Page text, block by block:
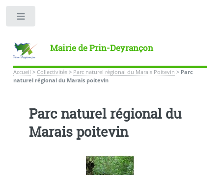
Mairie de Prin-Deyrançon
Accueil > Collectivités> Parc naturel régional du Marais Poitevin > Parc
naturel régional du Marais poitevin
Parc naturel régional du
Marais poitevin